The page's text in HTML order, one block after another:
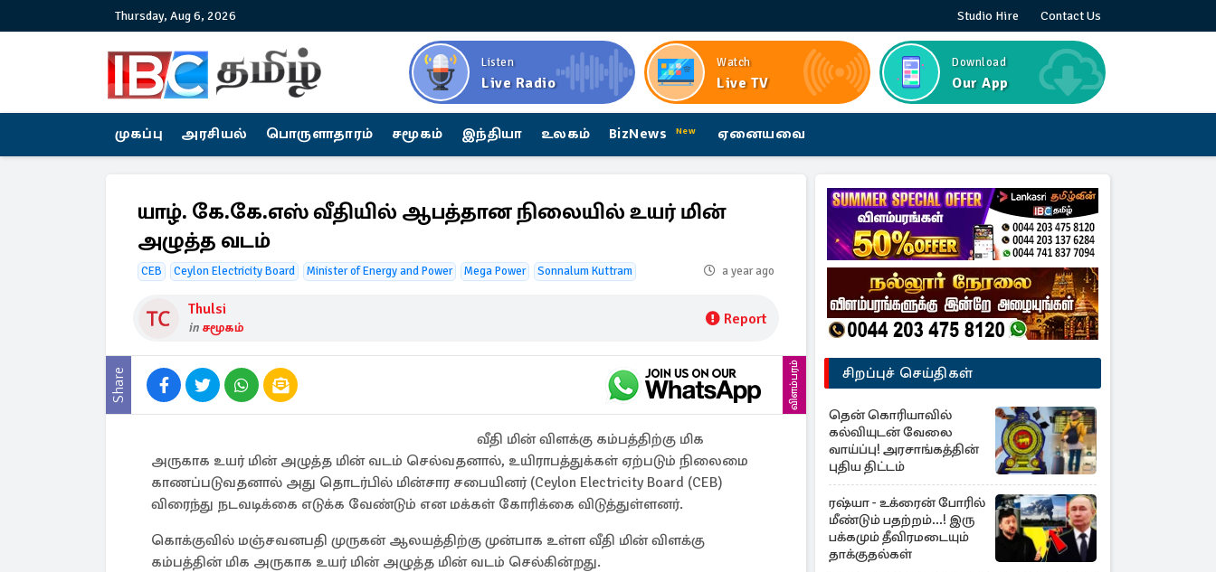
Thursday, Aug 6, 2026 Studio Hire Contact Us
Listen
Live Radio
Watch
Live TV
Download
Our App
முகப்பு அரசியல் பொருளாதாரம் சமூகம் இந்தியா உலகம் BizNews New ஏனையவை
யாழ். கே.கே.எஸ் வீதியில் ஆபத்தான நிலையில் உயர் மின்
அழுத்த வடம்
CEB Ceylon Electricity Board Minister of Energy and Power Mega Power Sonnalum Kuttram a year ago
Thulsi
in சமூகம் Report
Share விளம்பரம்
வீதி மின் விளக்கு கம்பத்திற்கு மிக
அருகாக உயர் மின் அழுத்த மின் வடம் செல்வதனால், உயிராபத்துக்கள் ஏற்படும் நிலைமை
காணப்படுவதனால் அது தொடர்பில் மின்சார சபையினர் (Ceylon Electricity Board (CEB)
விரைந்து நடவடிக்கை எடுக்க வேண்டும் என மக்கள் கோரிக்கை விடுத்துள்ளனர்.
கொக்குவில் மஞ்சவனபதி முருகன் ஆலயத்திற்கு முன்பாக உள்ள வீதி மின் விளக்கு
கம்பத்தின் மிக அருகாக உயர் மின் அழுத்த மின் வடம் செல்கின்றது.
சிறப்புச் செய்திகள்
தென் கொரியாவில்
கல்வியுடன் வேலை
வாய்ப்பு! அரசாங்கத்தின்
புதிய திட்டம்
ரஷ்யா - உக்ரைன் போரில்
மீண்டும் பதற்றம்...! இரு
பக்கமும் தீவிரமடையும்
தாக்குதல்கள்